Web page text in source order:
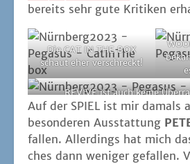
bereits sehr gute Kri­ti­ken
Die CAT IN THE BOX
schaut eher verschreckt!
REVIVE ist auch kei­ne
Auf der SPIEL ist mir damals
beson­de­ren Aus­stat­tung
fal­len. Aller­dings hat mich
ches dann weni­ger